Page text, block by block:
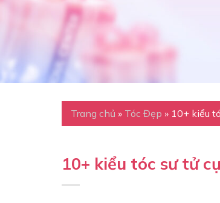
Trang chủ » Tóc Đẹp » 10+ kiểu
10+ kiểu tóc sư tử